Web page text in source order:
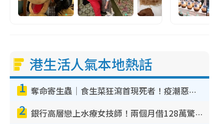
港生活人氣本地熱話
1 奪命寄生蟲｜食生菜狂瀉首現死者！疫潮惡化錄1.8萬宗病例 揭洗菜3大謬誤
2 銀行高層戀上水療女技師！兩個月借128萬驚覺「沉船」沉落火海 揭背後疑似邪教操控賣淫